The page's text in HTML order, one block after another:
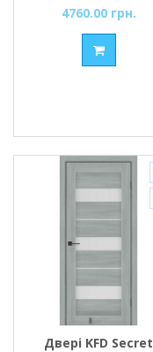
4760.00 грн.
Двері KFD Secret